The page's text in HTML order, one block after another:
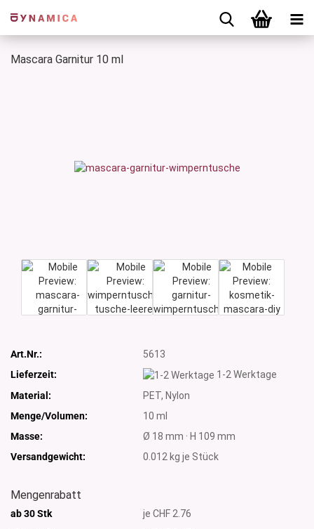
Mascara Garnitur 10 ml
Art.Nr.:
5613
Lieferzeit:
1-2 Werktage
Material:
PET, Nylon
Menge/Volumen:
10 ml
Masse:
Ø 18 mm · H 109 mm
Versandgewicht:
0.012 kg je Stück
Mengenrabatt
ab 30 Stk
je CHF 2.76